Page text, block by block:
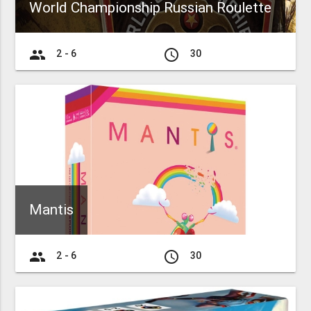
World Championship Russian Roulette
group 2 - 6 access_time 30
Mantis
group 2 - 6 access_time 30